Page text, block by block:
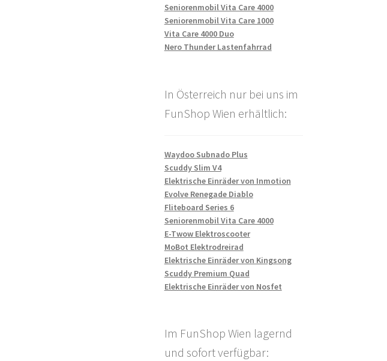
Seniorenmobil Vita Care 4000
Seniorenmobil Vita Care 1000
Vita Care 4000 Duo
Nero Thunder Lastenfahrrad
In Österreich nur bei uns im
FunShop Wien erhältlich:
Waydoo Subnado Plus
Scuddy Slim V4
Elektrische Einräder von Inmotion
Evolve Renegade Diablo
Fliteboard Series 6
Seniorenmobil Vita Care 4000
E-Twow Elektroscooter
MoBot Elektrodreirad
Elektrische Einräder von Kingsong
Scuddy Premium Quad
Elektrische Einräder von Nosfet
Im FunShop Wien lagernd
und sofort verfügbar: